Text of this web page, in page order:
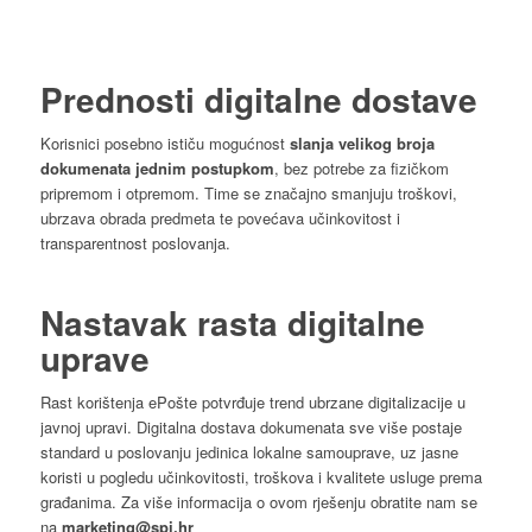
Prednosti digitalne dostave
Korisnici posebno ističu mogućnost slanja velikog broja
dokumenata jednim postupkom, bez potrebe za fizičkom
pripremom i otpremom. Time se značajno smanjuju troškovi,
ubrzava obrada predmeta te povećava učinkovitost i
transparentnost poslovanja.
Nastavak rasta digitalne
uprave
Rast korištenja ePošte potvrđuje trend ubrzane digitalizacije u
javnoj upravi. Digitalna dostava dokumenata sve više postaje
standard u poslovanju jedinica lokalne samouprave, uz jasne
koristi u pogledu učinkovitosti, troškova i kvalitete usluge prema
građanima. Za više informacija o ovom rješenju obratite nam se
na marketing@spi.hr